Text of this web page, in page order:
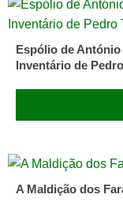
Páginas:
55
Encadernação:
Mole
Capa:
Espólio de António
Inventário de
A Maldição dos